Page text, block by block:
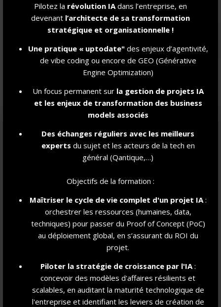
Pilotez la révolution IA dans l’entreprise, en
devenant l’architecte de sa transformation
stratégique et organisationnelle !
Une pratique « uptodate" des enjeux d’agentivité,
de vibe coding ou encore de GEO (Générative
Engine Optimization)
Un focus permanent sur la gestion de projets IA
et les enjeux de transformation des business
models associés
Des échanges réguliers avec les meilleurs
experts du sujet et les acteurs de la tech en
général (Qantique,…)
Objectifs de la formation :
Maîtriser le cycle de vie complet d'un projet IA:
orchestrer les ressources (humaines, data,
techniques) pour passer du Proof of Concept (PoC)
au déploiement global, en s’assurant du ROI du
projet.
Piloter la stratégie de croissance par l'IA:
concevoir des modèles d'affaires résilients et
scalables, en auditant la maturité technologique de
l'entreprise et identifiant les leviers de création de
Partagez un moment convivial autour d'un buffet et faites de
belles rencontres !